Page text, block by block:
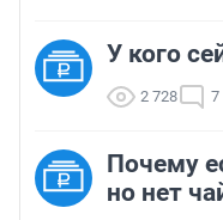
У кого
2 728 7
Почему
но нет